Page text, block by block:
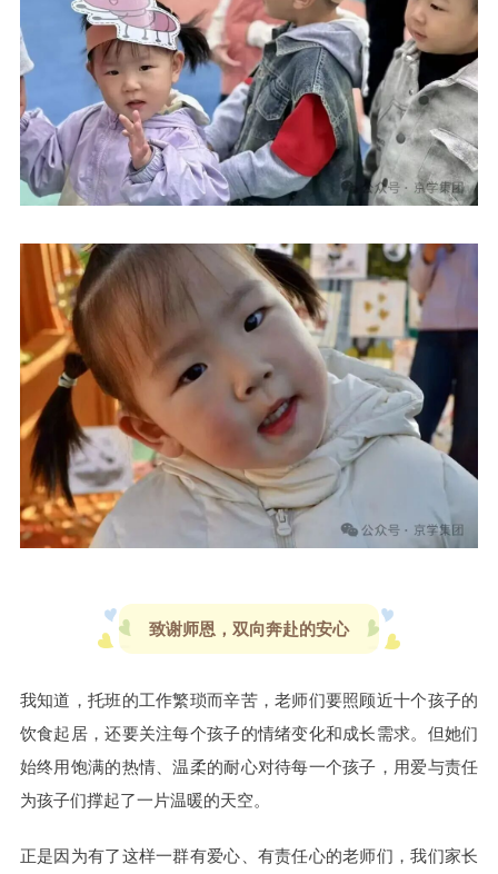
致谢师恩，双向奔赴的安心
我知道，托班的工作繁琐而辛苦，老师们要照顾近十个孩子的
饮食起居，还要关注每个孩子的情绪变化和成长需求。但她们
始终用饱满的热情、温柔的耐心对待每一个孩子，用爱与责任
为孩子们撑起了一片温暖的天空。
正是因为有了这样一群有爱心、有责任心的老师们，我们家长